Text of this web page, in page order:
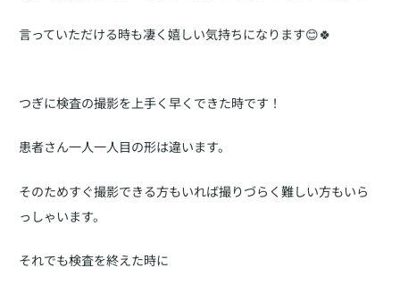
言っていただける時も凄く嬉しい気持ちになります😊🍀
つぎに検査の撮影を上手く早くできた時です！
患者さん一人一人目の形は違います。
そのためすぐ撮影できる方もいれば撮りづらく難しい方もいら
っしゃいます。
それでも検査を終えた時に